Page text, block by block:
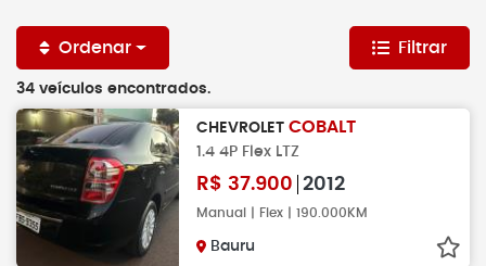
Ordenar Filtrar
34 veículos encontrados.
CHEVROLET COBALT
1.4 4P Flex LTZ
R$ 37.900 2012
Manual | Flex | 190.000KM
Bauru